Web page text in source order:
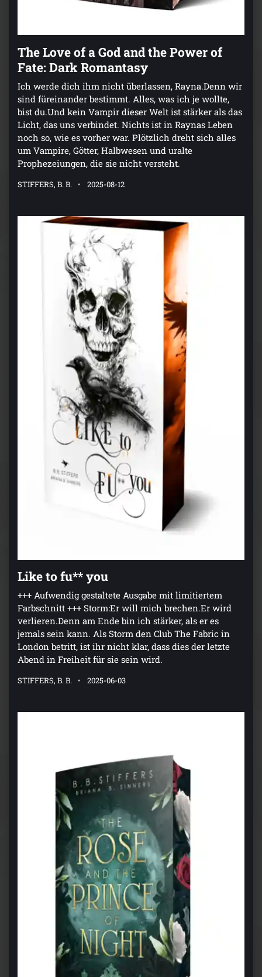
The Love of a God and the Power of
Fate: Dark Romantasy
Ich werde dich ihm nicht überlassen, Rayna.Denn wir
sind füreinander bestimmt. Alles, was ich je wollte,
bist du.Und kein Vampir dieser Welt ist stärker als das
Licht, das uns verbindet. Nichts ist in Raynas Leben
noch so, wie es vorher war. Plötzlich dreht sich alles
um Vampire, Götter, Halbwesen und uralte
Prophezeiungen, die sie nicht versteht.
STIFFERS, B. B. 2025-08-12
Like to fu** you
+++ Aufwendig gestaltete Ausgabe mit limitiertem
Farbschnitt +++ Storm:Er will mich brechen.Er wird
verlieren.Denn am Ende bin ich stärker, als er es
jemals sein kann. Als Storm den Club The Fabric in
London betritt, ist ihr nicht klar, dass dies der letzte
Abend in Freiheit für sie sein wird.
STIFFERS, B. B. 2025-06-03